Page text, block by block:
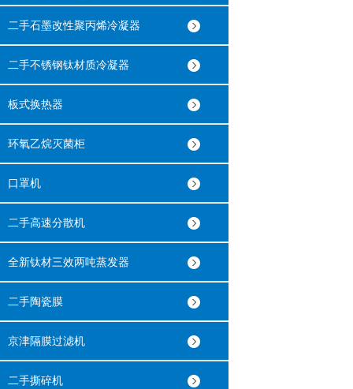
二手石墨改性聚丙烯冷凝器
二手不锈钢钛材质冷凝器
板式换热器
环氧乙烷灭菌柜
口罩机
二手高速分散机
全新钛材三效两吨蒸发器
二手陶瓷膜
京津隔膜过滤机
二手撕碎机